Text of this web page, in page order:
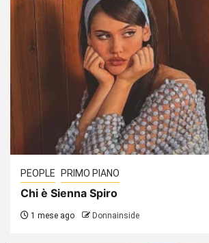
PEOPLE PRIMO PIANO
Chi è Sienna Spiro
1 mese ago Donnainside